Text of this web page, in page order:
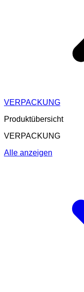
VERPACKUNG
Produktübersicht
VERPACKUNG
Alle anzeigen